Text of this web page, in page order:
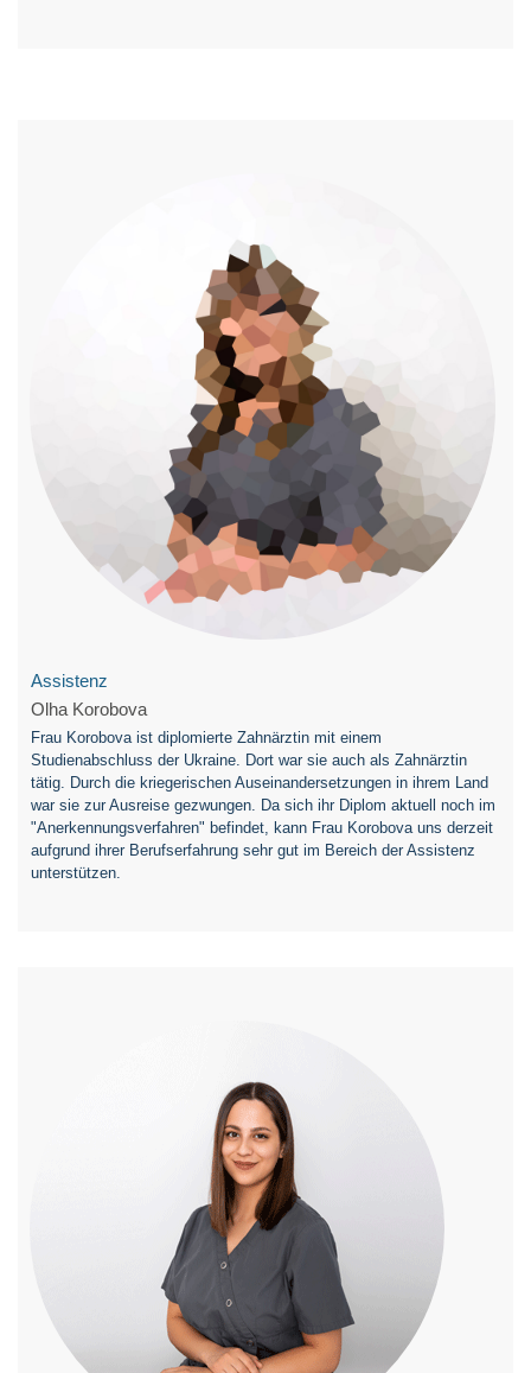
Assistenz
Olha Korobova
Frau Korobova ist diplomierte Zahnärztin mit einem
Studienabschluss der Ukraine. Dort war sie auch als Zahnärztin
tätig. Durch die kriegerischen Auseinandersetzungen in ihrem Land
war sie zur Ausreise gezwungen. Da sich ihr Diplom aktuell noch im
"Anerkennungsverfahren" befindet, kann Frau Korobova uns derzeit
aufgrund ihrer Berufserfahrung sehr gut im Bereich der Assistenz
unterstützen.